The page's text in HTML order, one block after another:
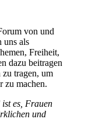
von und
uns als
Freiheit,
dazu beitragen
zu tragen, um
zu machen.
es, Frauen
und